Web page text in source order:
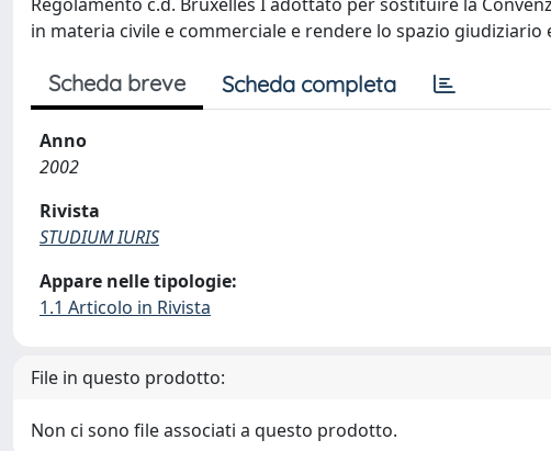
in materia civile e commerciale e rendere lo spazio
Scheda breve Scheda completa
Anno
2002
Rivista
STUDIUM IURIS
Appare nelle tipologie:
1.1 Articolo in Rivista
File in questo prodotto:
Non ci sono file associati a questo prodotto.